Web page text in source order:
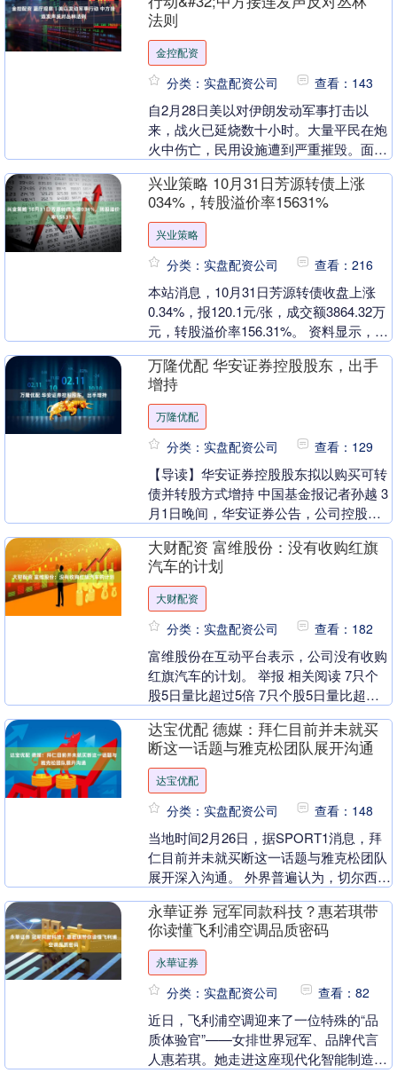
法则
金控配资
分类：实盘配资公司 查看：143
自2月28日美以对伊朗发动军事打击以
来，战火已延烧数十小时。大量平民在炮
火中伤亡，民用设施遭到严重摧毁。面对
吁立即停止军事行....
兴业策略 10月31日芳源转债上涨
034%，转股溢价率15631%
兴业策略
分类：实盘配资公司 查看：216
本站消息，10月31日芳源转债收盘上涨
0.34%，报120.1元/张，成交额3864.32万
元，转股溢价率156.31%。 资料显示，芳
万隆优配 华安证券控股股东，出手
增持
万隆优配
分类：实盘配资公司 查看：129
【导读】华安证券控股股东拟以购买可转
债并转股方式增持 中国基金报记者孙越 3
月1日晚间，华安证券公告，公司控股股
（以下简称安....
大财配资 富维股份：没有收购红旗
汽车的计划
大财配资
分类：实盘配资公司 查看：182
富维股份在互动平台表示，公司没有收购
红旗汽车的计划。 举报 相关阅读 7只个
股5日量比超过5倍 7只个股5日量比超过5
达宝优配 德媒：拜仁目前并未就买
断这一话题与雅克松团队展开沟通
达宝优配
分类：实盘配资公司 查看：148
当地时间2月26日，据SPORT1消息，拜
仁目前并未就买断这一话题与雅克松团队
展开深入沟通。 外界普遍认为，切尔西外
尼黑的可....
永華证券 冠军同款科技？惠若琪带
你读懂飞利浦空调品质密码
永華证券
分类：实盘配资公司 查看：82
近日，飞利浦空调迎来了一位特殊的“品
质体验官”——女排世界冠军、品牌代言
人惠若琪。她走进这座现代化智能制造基